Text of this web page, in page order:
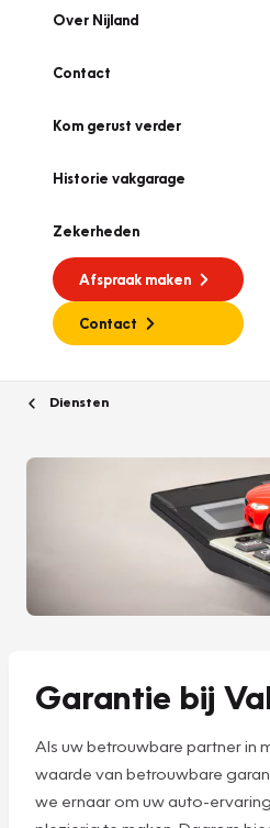
Over Nijland
Contact
Kom gerust verder
Historie vakgarage
Zekerheden
Afspraak maken
Contact
Diensten
Garantie bij
Als uw betrouwbare partner in
waarde van betrouwbare
we ernaar om uw auto-